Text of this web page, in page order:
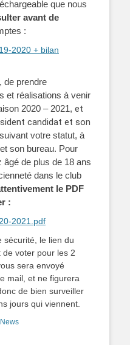
que nous
avant de
:
2020 + bilan
de prendre
et réalisations à venir
2020 – 2021, et
candidat et son
suivant votre statut, à
son bureau. Pour
de plus de 18 ans
dans le club
le PDF
:
2021.pdf
sécurité, le lien du
voter pour les 2
sera envoyé
mail, et ne figurera
de bien surveiller
jours qui viennent.
News